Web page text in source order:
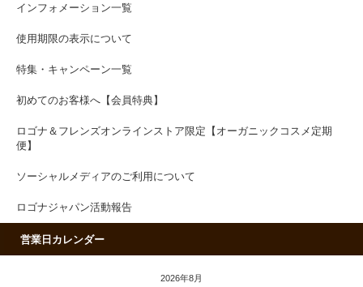
インフォメーション一覧
使用期限の表示について
特集・キャンペーン一覧
初めてのお客様へ【会員特典】
ロゴナ＆フレンズオンラインストア限定【オーガニックコスメ定期
便】
ソーシャルメディアのご利用について
ロゴナジャパン活動報告
営業日カレンダー
2026年8月